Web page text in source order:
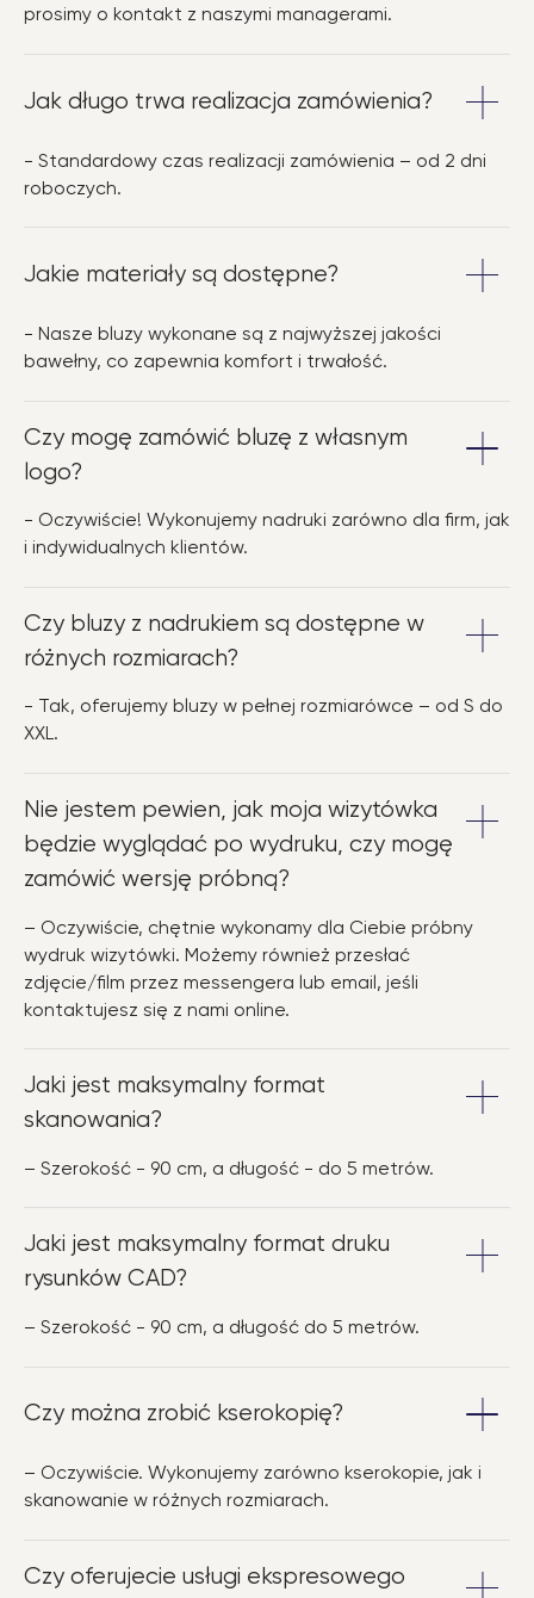
prosimy o kontakt z naszymi managerami.
Jak długo trwa realizacja zamówienia?
- Standardowy czas realizacji zamówienia – od 2 dni
roboczych.
Jakie materiały są dostępne?
- Nasze bluzy wykonane są z najwyższej jakości
bawełny, co zapewnia komfort i trwałość.
Czy mogę zamówić bluzę z własnym
logo?
- Oczywiście! Wykonujemy nadruki zarówno dla firm, jak
i indywidualnych klientów.
Czy bluzy z nadrukiem są dostępne w
różnych rozmiarach?
- Tak, oferujemy bluzy w pełnej rozmiarówce – od S do
XXL.
Nie jestem pewien, jak moja wizytówka
będzie wyglądać po wydruku, czy mogę
zamówić wersję próbną?
– Oczywiście, chętnie wykonamy dla Ciebie próbny
wydruk wizytówki. Możemy również przesłać
zdjęcie/film przez messengera lub email, jeśli
kontaktujesz się z nami online.
Jaki jest maksymalny format
skanowania?
– Szerokość - 90 cm, a długość - do 5 metrów.
Jaki jest maksymalny format druku
rysunków CAD?
– Szerokość - 90 cm, a długość do 5 metrów.
Czy można zrobić kserokopię?
– Oczywiście. Wykonujemy zarówno kserokopie, jak i
skanowanie w różnych rozmiarach.
Czy oferujecie usługi ekspresowego